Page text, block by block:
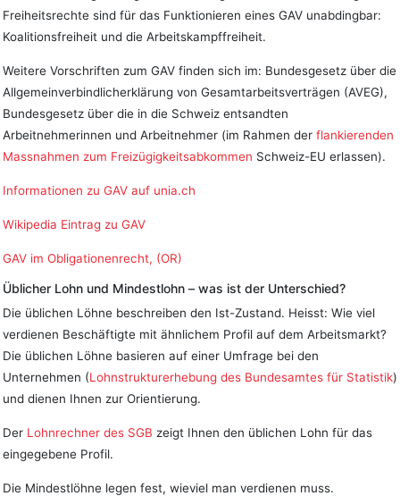
Freiheitsrechte sind für das Funktionieren eines GAV unabdingbar:
Koalitionsfreiheit und die Arbeitskampffreiheit.
Weitere Vorschriften zum GAV finden sich im: Bundesgesetz über die
Allgemeinverbindlicherklärung von Gesamtarbeitsverträgen (AVEG),
Bundesgesetz über die in die Schweiz entsandten
Arbeitnehmerinnen und Arbeitnehmer (im Rahmen der flankierenden
Massnahmen zum Freizügigkeitsabkommen Schweiz-EU erlassen).
Informationen zu GAV auf unia.ch
Wikipedia Eintrag zu GAV
GAV im Obligationenrecht, (OR)
Üblicher Lohn und Mindestlohn – was ist der Unterschied?
Die üblichen Löhne beschreiben den Ist-Zustand. Heisst: Wie viel
verdienen Beschäftigte mit ähnlichem Profil auf dem Arbeitsmarkt?
Die üblichen Löhne basieren auf einer Umfrage bei den
Unternehmen (Lohnstrukturerhebung des Bundesamtes für Statistik)
und dienen Ihnen zur Orientierung.
Der Lohnrechner des SGB zeigt Ihnen den üblichen Lohn für das
eingegebene Profil.
Die Mindestlöhne legen fest, wieviel man verdienen muss.